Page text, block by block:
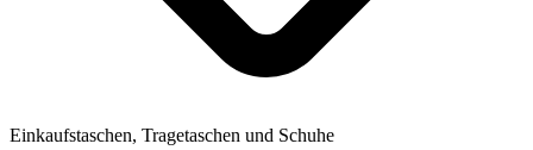
Einkaufstaschen, Tragetaschen und Schuhe